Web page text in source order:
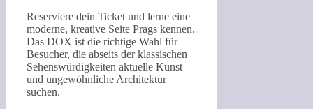
Reserviere dein Ticket und lerne eine
moderne, kreative Seite Prags kennen.
Das DOX ist die richtige Wahl für
Besucher, die abseits der klassischen
Sehenswürdigkeiten aktuelle Kunst
und ungewöhnliche Architektur
suchen.